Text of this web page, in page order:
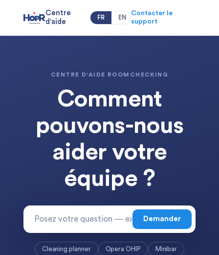
Centre
d'aide
FR EN
Contacter le
support
CENTRE D'AIDE ROOMCHECKING
Comment
pouvons-nous
aider votre
équipe ?
Demander
Cleaning planner Opera OHIP Minibar